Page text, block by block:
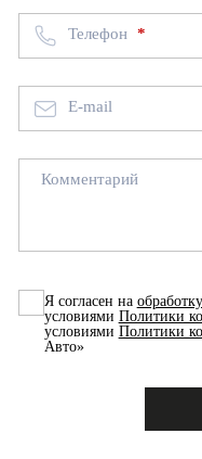
Телефон
E-mail
Комментарий
Я согласен на
условиями Политики
условиями Политики
Авто»